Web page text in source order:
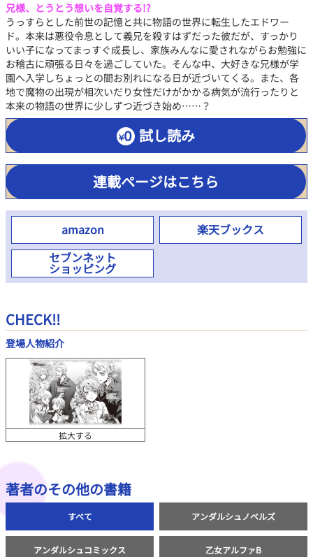
兄様、とうとう想いを自覚する!?
うっすらとした前世の記憶と共に物語の世界に転生したエドワー
ド。本来は悪役令息として義兄を殺すはずだった彼だが、すっかり
いい子になってまっすぐ成長し、家族みんなに愛されながらお勉強に
お稽古に頑張る日々を過ごしていた。そんな中、大好きな兄様が学
園へ入学しちょっとの間お別れになる日が近づいてくる。また、各
地で魔物の出現が相次いだり女性だけがかかる病気が流行ったりと
本来の物語の世界に少しずつ近づき始め……？
試し読み
連載ページはこちら
amazon
楽天ブックス
セブンネット
ショッピング
CHECK!!
登場人物紹介
拡大する
著者のその他の書籍
すべて アンダルシュノベルズ
アンダルシュコミックス 乙女アルファB